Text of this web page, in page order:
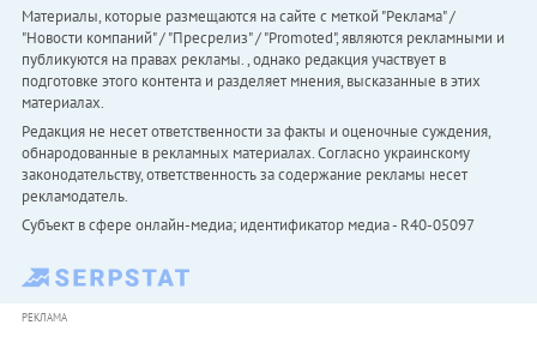
Материалы, которые размещаются на сайте с меткой "Реклама" /
"Новости компаний" / "Пресрелиз" / "Promoted", являются рекламными и
публикуются на правах рекламы. , однако редакция участвует в
подготовке этого контента и разделяет мнения, высказанные в этих
материалах.
Редакция не несет ответственности за факты и оценочные суждения,
обнародованные в рекламных материалах. Согласно украинскому
законодательству, ответственность за содержание рекламы несет
рекламодатель.
Субъект в сфере онлайн-медиа; идентификатор медиа - R40-05097
РЕКЛАМА